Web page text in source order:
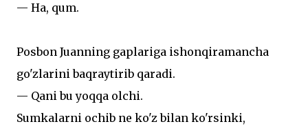
— Ha, qum.
Posbon Juanning gaplariga ishonqiramancha
go'zlarini baqraytirib qaradi.
— Qani bu yoqqa olchi.
Sumkalarni ochib ne ko'z bilan ko'rsinki,